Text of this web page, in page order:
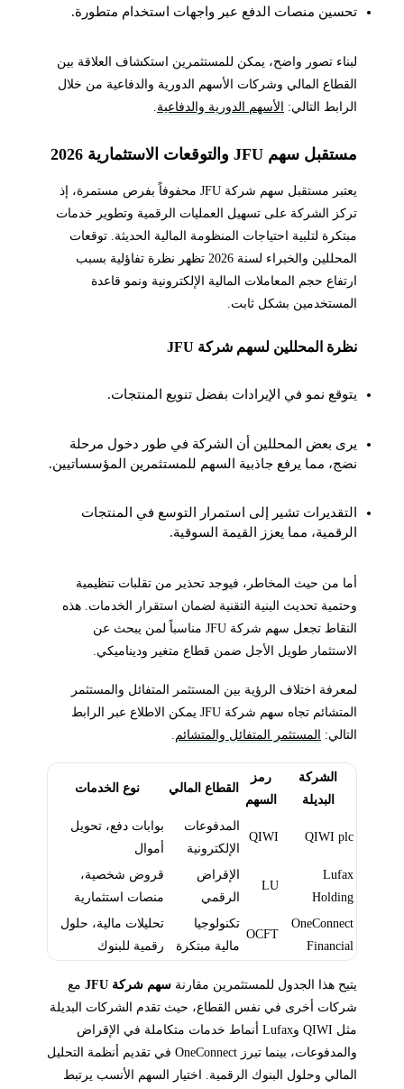
تحسين منصات الدفع عبر واجهات استخدام متطورة.
لبناء تصور واضح، يمكن للمستثمرين استكشاف العلاقة بين
القطاع المالي وشركات الأسهم الدورية والدفاعية من خلال
الرابط التالي: الأسهم الدورية والدفاعية.
مستقبل سهم JFU والتوقعات الاستثمارية 2026
يعتبر مستقبل سهم شركة JFU محفوفاً بفرص مستمرة، إذ
تركز الشركة على تسهيل العمليات الرقمية وتطوير خدمات
مبتكرة لتلبية احتياجات المنظومة المالية الحديثة. توقعات
المحللين والخبراء لسنة 2026 تظهر نظرة تفاؤلية بسبب
ارتفاع حجم المعاملات المالية الإلكترونية ونمو قاعدة
المستخدمين بشكل ثابت.
نظرة المحللين لسهم شركة JFU
يتوقع نمو في الإيرادات بفضل تنويع المنتجات.
يرى بعض المحللين أن الشركة في طور دخول مرحلة
نضج، مما يرفع جاذبية السهم للمستثمرين المؤسساتيين.
التقديرات تشير إلى استمرار التوسع في المنتجات
الرقمية، مما يعزز القيمة السوقية.
أما من حيث المخاطر، فيوجد تحذير من تقلبات تنظيمية
وحتمية تحديث البنية التقنية لضمان استقرار الخدمات. هذه
النقاط تجعل سهم شركة JFU مناسباً لمن يبحث عن
الاستثمار طويل الأجل ضمن قطاع متغير وديناميكي.
لمعرفة اختلاف الرؤية بين المستثمر المتفائل والمستثمر
المتشائم تجاه سهم شركة JFU يمكن الاطلاع عبر الرابط
التالي: المستثمر المتفائل والمتشائم.
الشركة
البديلة
رمز
السهم
القطاع المالي نوع الخدمات
QIWI plc
QIWI
المدفوعات
الإلكترونية
بوابات دفع، تحويل
أموال
Lufax
Holding
LU
الإقراض
الرقمي
قروض شخصية،
منصات استثمارية
OneConnect
Financial
OCFT
تكنولوجيا
مالية مبتكرة
تحليلات مالية، حلول
رقمية للبنوك
يتيح هذا الجدول للمستثمرين مقارنة سهم شركة JFU
مع
شركات أخرى في نفس القطاع، حيث تقدم الشركات البديلة
مثل QIWI وLufax أنماط خدمات متكاملة في الإقراض
والمدفوعات، بينما تبرز OneConnect في تقديم أنظمة التحليل
المالي وحلول البنوك الرقمية. اختيار السهم الأنسب يرتبط